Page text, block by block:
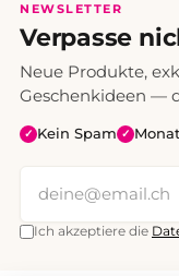
NEWSLETTER
Verpasse
Neue Produkte,
Geschenkideen —
✓ Kein Spam ✓
Ich akzeptiere die